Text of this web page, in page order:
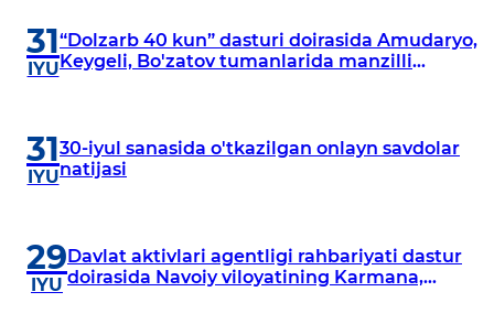
31
IYU
“Dolzarb 40 kun” dasturi doirasida Amudaryo,
Keygeli, Bo'zatov tumanlarida manzilli
31
IYU
30-iyul sanasida o'tkazilgan onlayn savdolar
natijasi
29
IYU
Davlat aktivlari agentligi rahbariyati dastur
doirasida Navoiy viloyatining Karmana,